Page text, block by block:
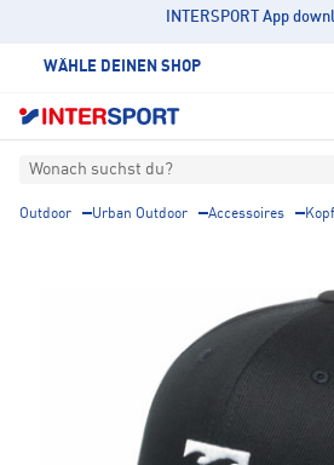
INTERSPORT App
WÄHLE DEINEN SHOP
Wonach suchst du?
Outdoor Urban Outdoor Accessoires